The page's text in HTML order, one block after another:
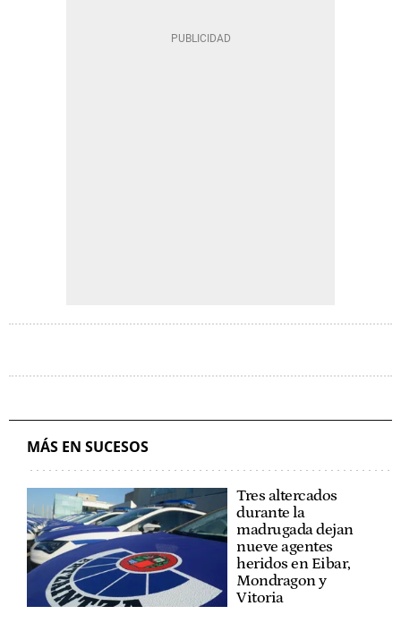
MÁS EN SUCESOS
Tres altercados
durante la
madrugada dejan
nueve agentes
heridos en Eibar,
Mondragon y
Vitoria